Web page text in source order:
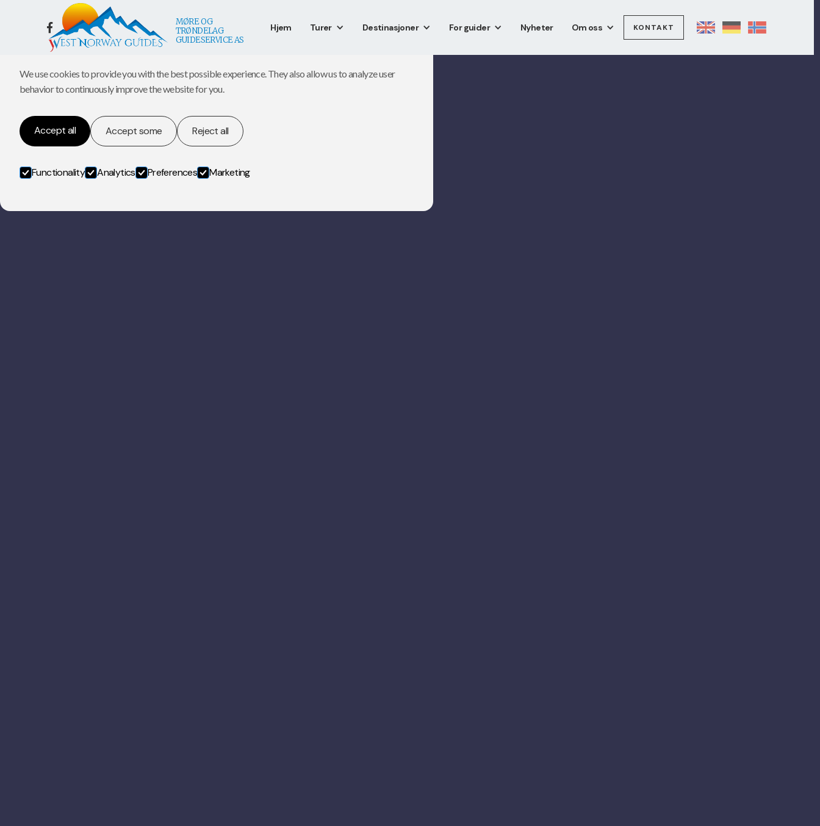
Cookies
We use cookies to provide you with the best possible experience. They also allow us to analyze user
behavior to continuously improve the website for you.
Accept all Accept some Reject all
Functionality Analytics Preferences Marketing
 
MØRE OG
TRØNDELAG
GUIDESERVICE AS
Hjem Turer Destinasjoner For guider Nyheter Om oss KONTAKT